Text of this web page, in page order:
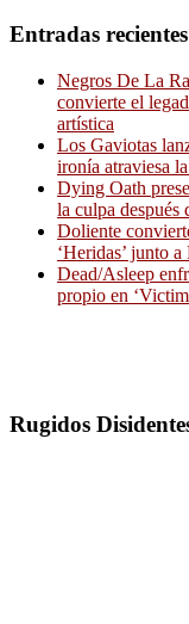
Entradas recientes
Negros De La
convierte el
artística
Los Gaviotas
ironía atraviesa
Dying Oath
la culpa después
Doliente
‘Heridas’ junto
Dead/Asleep
propio en
Rugidos